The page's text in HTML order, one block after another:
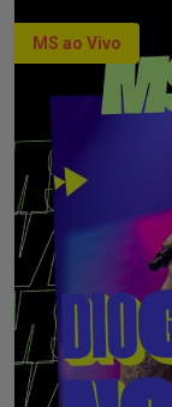
MS ao Vivo